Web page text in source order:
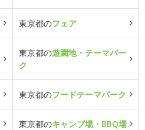
東京都のフェア
東京都の遊園地・テーマパー
ク
東京都のフードテーマパーク
東京都のキャンプ場・BBQ場